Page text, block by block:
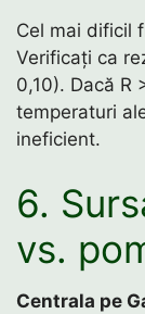
Cel mai dificil
Verificați ca
0,10). Dacă R
temperaturi
ineficient.
6.
vs.
Centrala pe